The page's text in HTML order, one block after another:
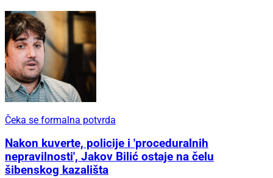
Čeka se formalna potvrda
Nakon kuverte, policije i 'proceduralnih
nepravilnosti', Jakov Bilić ostaje na čelu
šibenskog kazališta